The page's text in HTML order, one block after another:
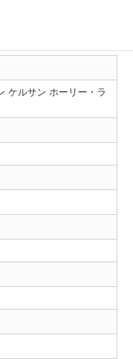
ケルサン ホーリー・ラ